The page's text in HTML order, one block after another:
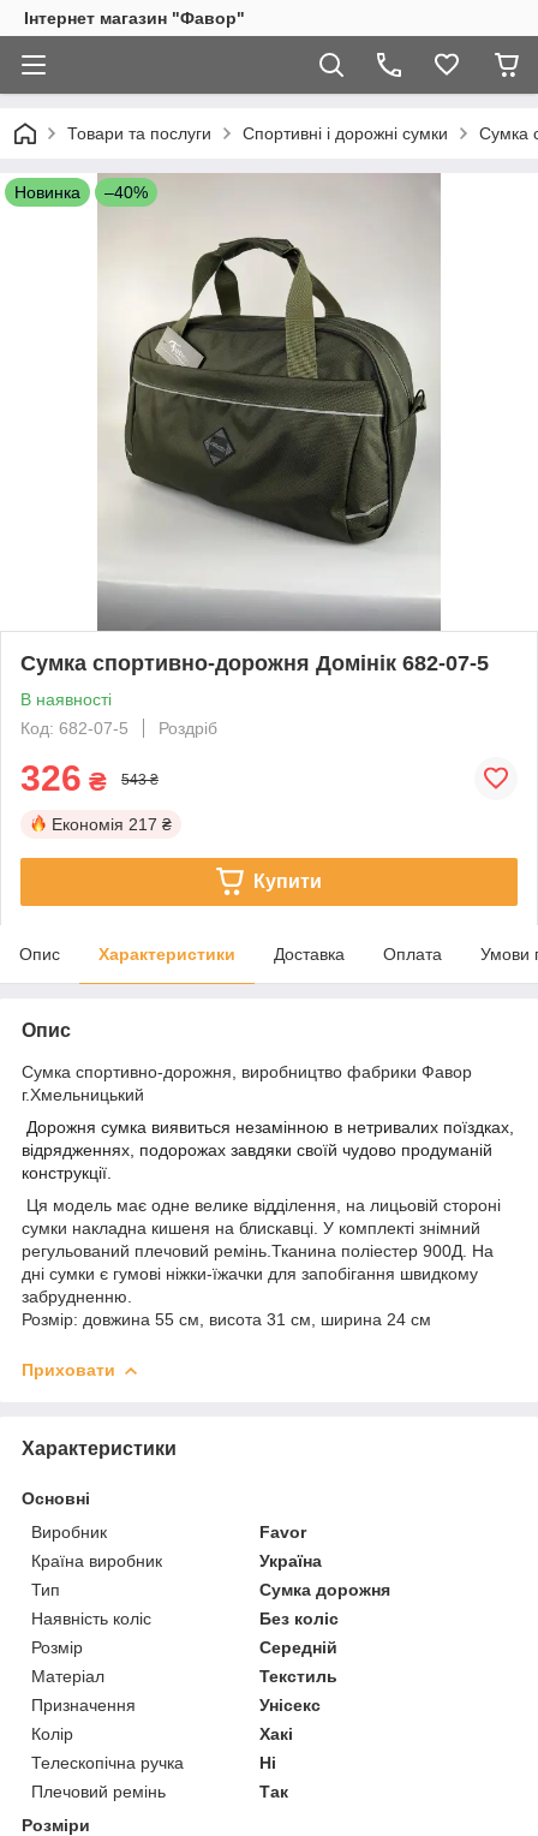
Інтернет магазин "Фавор"
Товари та послуги Cпортивні і дорожні сумки Сумка
Новинка –40%
Сумка спортивно-дорожня Домінік 682-07-5
В наявності
Код: 682-07-5
Роздріб
326 ₴ 543 ₴
Економія 217 ₴
Купити
Опис Характеристики Доставка Оплата Умови
Опис
Сумка спортивно-дорожня, виробництво фабрики Фавор
г.Хмельницький
Дорожня сумка виявиться незамінною в нетривалих поїздках,
відрядженнях, подорожах завдяки своїй чудово продуманій
конструкції.
Ця модель має одне велике відділення, на лицьовій стороні
сумки накладна кишеня на блискавці. У комплекті знімний
регульований плечовий ремінь. Тканина поліестер 900Д. На
дні сумки є гумові ніжки-їжачки для запобігання швидкому
забрудненню.
Розмір: довжина 55 см, висота 31 см, ширина 24 см
Приховати
Характеристики
Основні
Виробник
Favor
Країна виробник
Україна
Тип
Сумка дорожня
Наявність коліс
Без коліс
Розмір
Середній
Матеріал
Текстиль
Призначення
Унісекс
Колір
Хакі
Телескопічна ручка
Ні
Плечовий ремінь
Так
Розміри